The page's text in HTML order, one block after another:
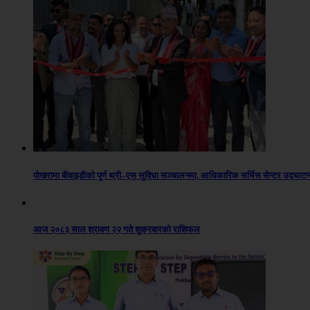
पोखरामा बीवाइडीको पूर्ण थ्री–एस सुविधा सञ्चालनमा, आधिकारिक सर्भिस सेन्टर उद्घाटन
आज २०८३ साल श्रावण २२ गते शुक्रवारको राशिफल